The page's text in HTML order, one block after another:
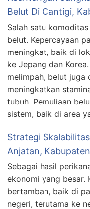
Belut Di Cantigi,
Salah satu
belut. Kepercayaan
meningkat, baik di
ke Jepang dan
melimpah, belut juga
meningkatkan
tubuh. Pemuliaan
sistem, baik di area
Strategi
Anjatan,
Sebagai hasil
ekonomi yang besar.
bertambah, baik di
negeri, terutama ke